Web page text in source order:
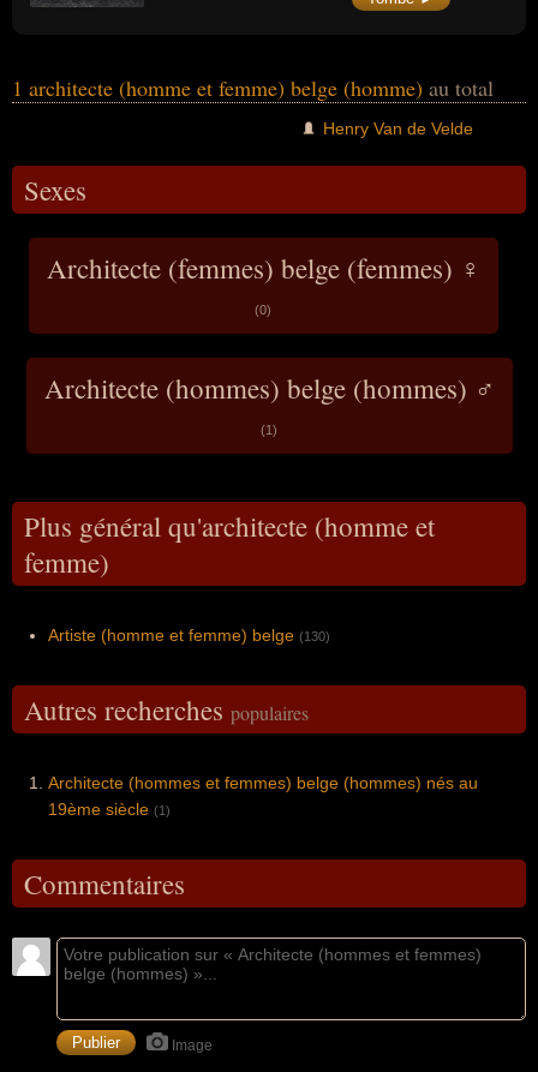
1 architecte (homme et femme) belge (homme) au total
Henry Van de Velde
Sexes
Architecte (femmes) belge (femmes) ♀
(0)
Architecte (hommes) belge (hommes) ♂
(1)
Plus général qu'architecte (homme et
femme)
Artiste (homme et femme) belge (130)
Autres recherches populaires
Architecte (hommes et femmes) belge (hommes) nés au
19ème siècle (1)
Commentaires
Image